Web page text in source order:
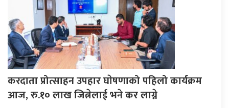
करदाता प्रोत्साहन उपहार घाेषणाको पहिलो कार्यक्रम
आज, रु.१० लाख जित्नेलाई भने कर लाग्ने